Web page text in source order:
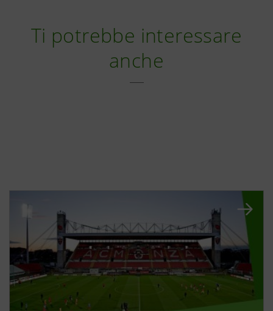
Ti potrebbe interessare
anche